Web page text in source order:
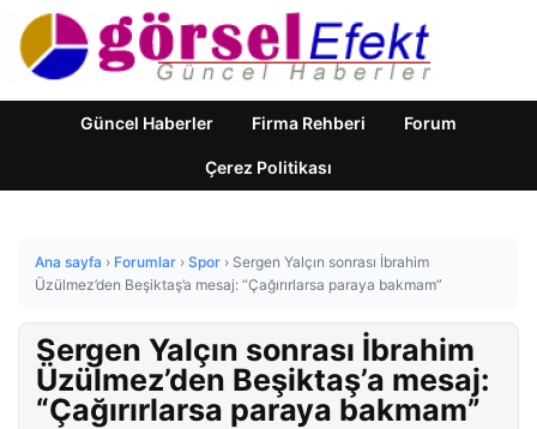
Güncel Haberler Firma Rehberi Forum
Çerez Politikası
Ana sayfa › Forumlar › Spor › Sergen Yalçın sonrası İbrahim
Üzülmez’den Beşiktaş’a mesaj: “Çağırırlarsa paraya bakmam”
Sergen Yalçın sonrası İbrahim
Üzülmez’den Beşiktaş’a mesaj:
“Çağırırlarsa paraya bakmam”